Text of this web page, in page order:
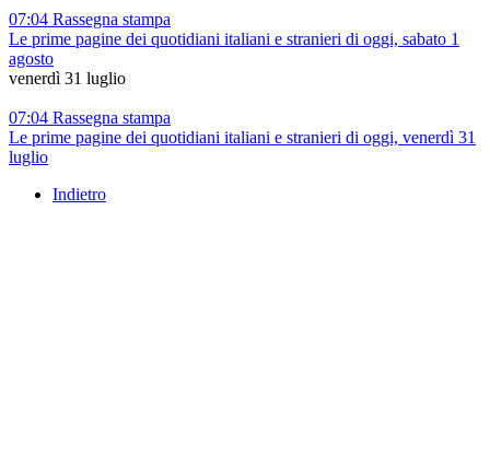
07:04 Rassegna stampa
Le prime pagine dei quotidiani italiani e stranieri di oggi, sabato 1
agosto
venerdì 31 luglio
07:04 Rassegna stampa
Le prime pagine dei quotidiani italiani e stranieri di oggi, venerdì 31
luglio
Indietro